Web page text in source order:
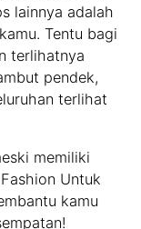
lainnya adalah
Tentu bagi
terlihatnya
pendek,
terlihat
memiliki
Untuk
kamu